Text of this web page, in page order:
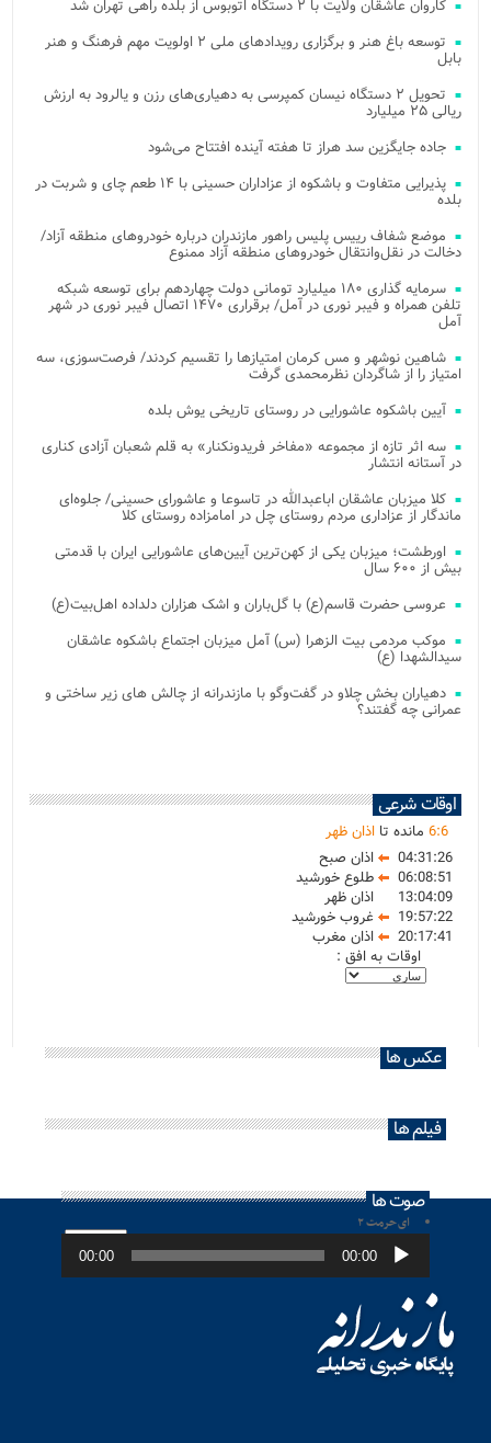
کاروان عاشقان ولایت با ۲ دستگاه اتوبوس از بلده راهی تهران شد
توسعه باغ هنر و برگزاری رویدادهای ملی ۲ اولویت مهم فرهنگ و هنر
بابل
تحویل ۲ دستگاه نیسان کمپرسی به دهیاری‌های رزن و یالرود به ارزش
ریالی ۲۵ میلیارد
جاده جایگزین سد هراز تا هفته آینده افتتاح می‌شود
پذیرایی متفاوت و باشکوه از عزاداران حسینی با ۱۴ طعم چای و شربت در
بلده
موضع شفاف رییس پلیس راهور مازندران درباره خودروهای منطقه آزاد/
دخالت در نقل‌وانتقال خودروهای منطقه آزاد ممنوع
سرمایه گذاری ۱۸۰ میلیارد تومانی دولت چهاردهم برای توسعه شبکه
تلفن همراه و فیبر نوری در آمل/ برقراری ۱۴۷۰ اتصال فیبر نوری در شهر
آمل
شاهین نوشهر و مس کرمان امتیازها را تقسیم کردند/ فرصت‌سوزی، سه
امتیاز را از شاگردان نظرمحمدی گرفت
آیین باشکوه عاشورایی در روستای تاریخی یوش بلده
سه اثر تازه از مجموعه «مفاخر فریدونکنار» به قلم شعبان آزادی کناری
در آستانه انتشار
کلا میزبان عاشقان اباعبدالله در تاسوعا و عاشورای حسینی/ جلوه‌ای
ماندگار از عزاداری مردم روستای چل در امامزاده روستای کلا
اورطشت؛ میزبان یکی از کهن‌ترین آیین‌های عاشورایی ایران با قدمتی
بیش از ۶۰۰ سال
عروسی حضرت قاسم(ع) با گل‌باران و اشک هزاران دلداده اهل‌بیت(ع)
موکب مردمی بیت‌ الزهرا (س) آمل میزبان اجتماع باشکوه عاشقان
سیدالشهدا (ع)
دهیاران بخش چلاو در گفت‌وگو با مازندرانه از چالش های زیر ساختی و
عمرانی چه گفتند؟
اوقات شرعی
6:6 مانده تا اذان ظهر
04:31:26
اذان صبح
06:08:51
طلوع خورشید
13:04:09
اذان ظهر
19:57:22
غروب خورشید
20:17:41
اذان مغرب
اوقات به افق :
عکس ها
فیلم ها
صوت ها
ای حرمت ۲
پخش‌کننده
صوت 00:00
00:00